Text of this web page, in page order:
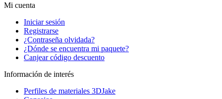
Mi cuenta
Iniciar sesión
Registrarse
¿Contraseña olvidada?
¿Dónde se encuentra mi paquete?
Canjear código descuento
Información de interés
Perfiles de materiales 3DJake